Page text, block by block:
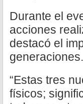
Durante el
acciones
destacó el
generaciones.
“Estas tres
físicos;